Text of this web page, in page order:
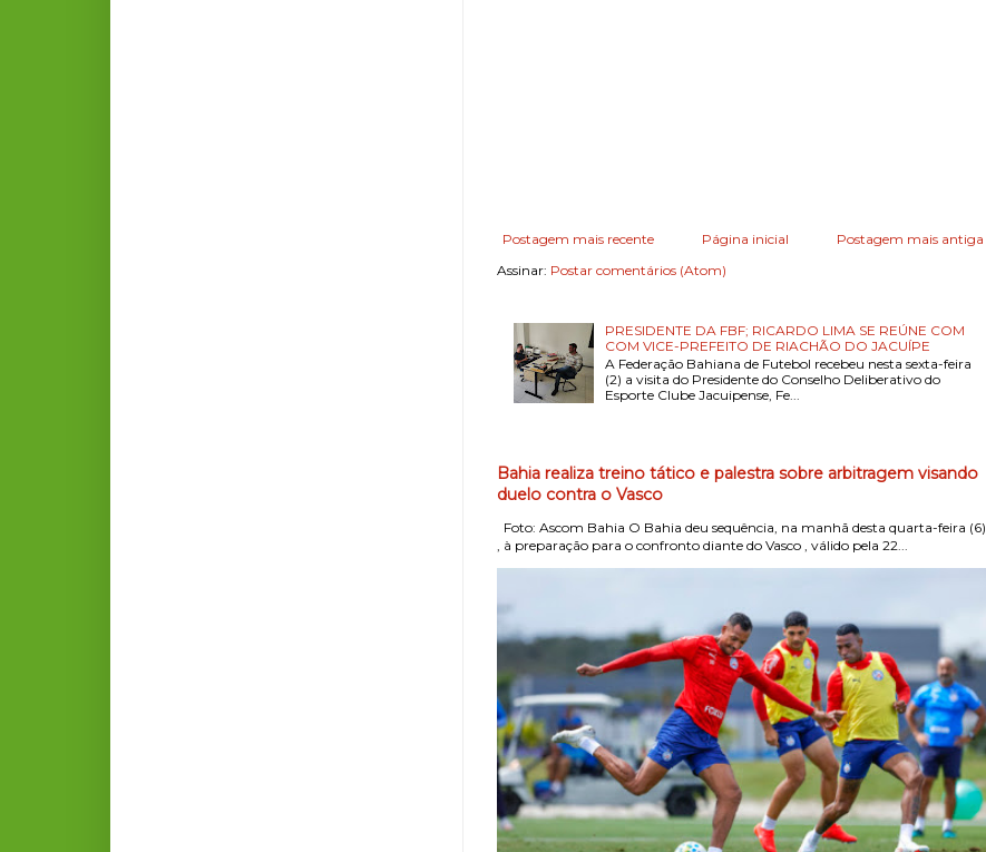
Postagem mais recente Postagem mais antiga
Página inicial
Assinar: Postar comentários (Atom)
PRESIDENTE DA FBF; RICARDO LIMA SE REÚNE COM
COM VICE-PREFEITO DE RIACHÃO DO JACUÍPE
A Federação Bahiana de Futebol recebeu nesta sexta-feira
(2) a visita do Presidente do Conselho Deliberativo do
Esporte Clube Jacuipense, Fe...
Bahia realiza treino tático e palestra sobre arbitragem visando
duelo contra o Vasco
Foto: Ascom Bahia O Bahia deu sequência, na manhã desta quarta-feira (6)
, à preparação para o confronto diante do Vasco , válido pela 22...